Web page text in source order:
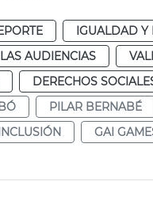
IGUALDAD Y
AUDIENCIAS
DERECHOS
PILAR BERNABÉ
GAI